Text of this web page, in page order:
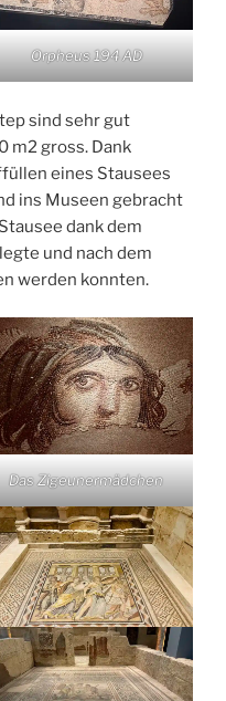
Orpheus 194 AD
sind sehr gut
m2 gross. Dank
eines Stausees
ins Museen gebracht
dank dem
und nach dem
werden konnten.
Das Zigeunermädchen